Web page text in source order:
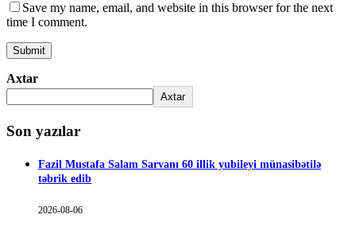
Save my name, email, and website in this browser for the next
time I comment.
Axtar
Axtar
Son yazılar
Fazil Mustafa Salam Sarvanı 60 illik yubileyi münasibətilə
təbrik edib
2026-08-06